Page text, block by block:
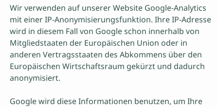
Wir verwenden auf unserer Website Google-Analytics
mit einer IP-Anonymisierungsfunktion. Ihre IP-Adresse
wird in diesem Fall von Google schon innerhalb von
Mitgliedstaaten der Europäischen Union oder in
anderen Vertragsstaaten des Abkommens über den
Europäischen Wirtschaftsraum gekürzt und dadurch
anonymisiert.
Google wird diese Informationen benutzen, um Ihre